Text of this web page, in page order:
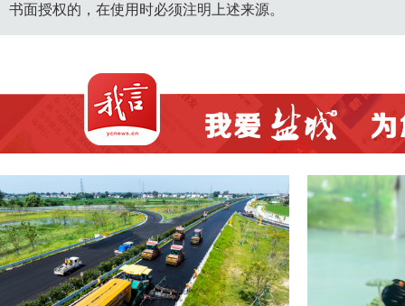
书面授权的，在使用时必须注明上述来源。